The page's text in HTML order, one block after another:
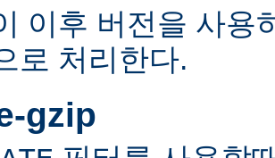
이후 버전을 사용
로 처리한다.
gzip